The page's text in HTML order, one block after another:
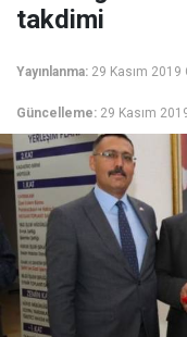
takdimi
Yayınlanma: 29 Kasım 2019
Güncelleme: 29 Kasım